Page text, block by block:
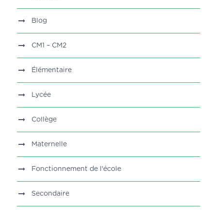
Blog
CM1 – CM2
Élémentaire
Lycée
Collège
Maternelle
Fonctionnement de l'école
Secondaire